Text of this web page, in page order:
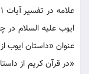
ايوب عليه السلام
عنوان «داستان ايوب
«در قرآن كريم از